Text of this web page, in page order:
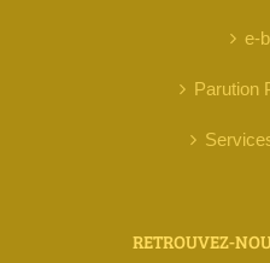
e-
Parution
RETROUVEZ-